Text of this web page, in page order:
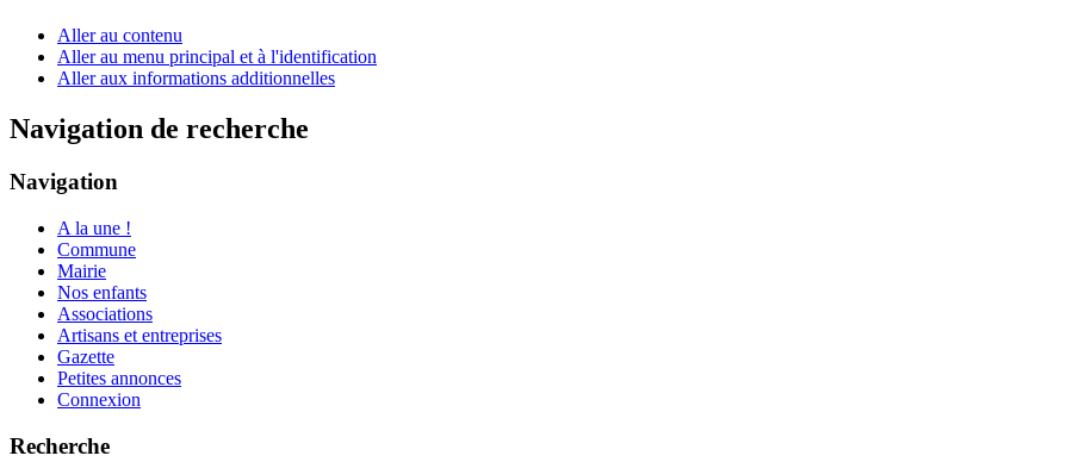
Aller au contenu
Aller au menu principal et à l'identification
Aller aux informations additionnelles
Navigation de recherche
Navigation
A la une !
Commune
Mairie
Nos enfants
Associations
Artisans et entreprises
Gazette
Petites annonces
Connexion
Recherche